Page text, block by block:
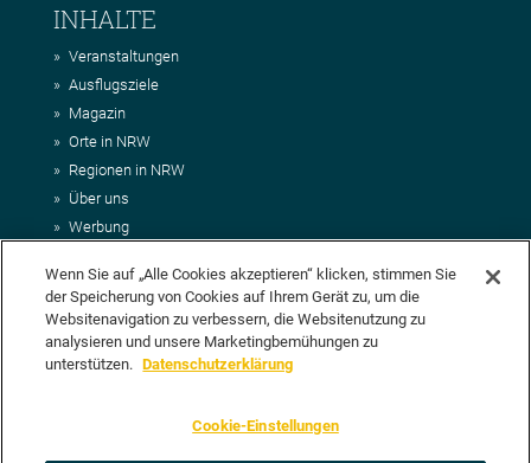
INHALTE
Veranstaltungen
Ausflugsziele
Magazin
Orte in NRW
Regionen in NRW
Über uns
Werbung
Impressum
AGB
Datenschutz
DEIN VORSCHLAG FÜR NRWHITS
vorschlagen? Klasse, dann nutze doch einfach
Wenn Sie auf „Alle Cookies akzeptieren“ klicken, stimmen Sie
der Speicherung von Cookies auf Ihrem Gerät zu, um die
Websitenavigation zu verbessern, die Websitenutzung zu
analysieren und unsere Marketingbemühungen zu
unterstützen. Datenschutzerklärung
Cookie-Einstellungen